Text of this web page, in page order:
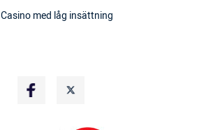
Casino med låg insättning